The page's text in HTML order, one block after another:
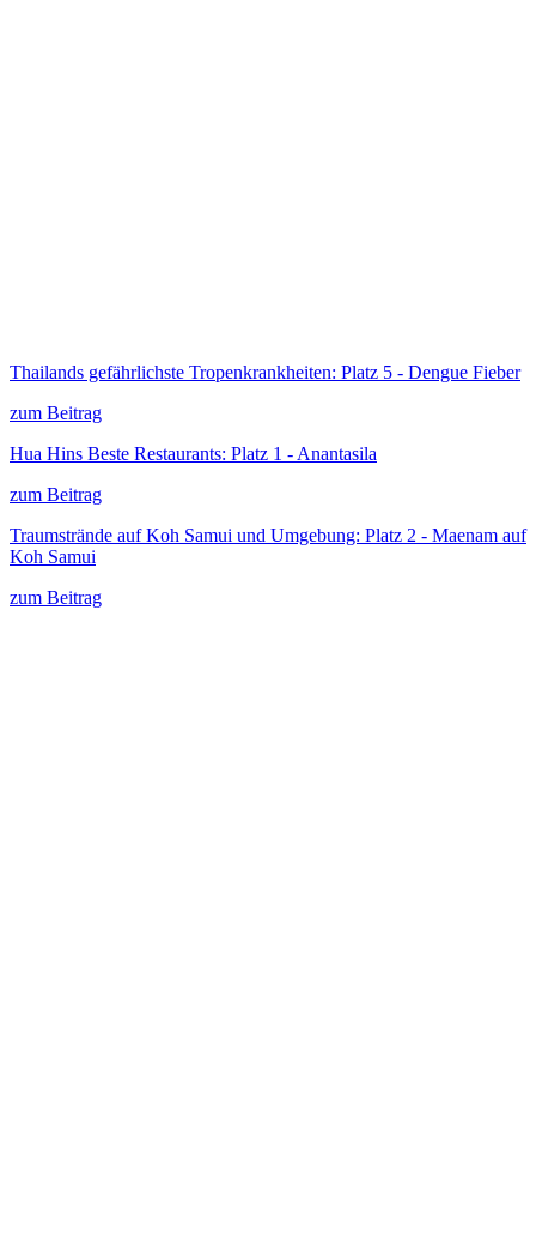
Thailands gefährlichste Tropenkrankheiten: Platz 5 - Dengue Fieber
zum Beitrag
Hua Hins Beste Restaurants: Platz 1 - Anantasila
zum Beitrag
Traumstrände auf Koh Samui und Umgebung: Platz 2 - Maenam auf
Koh Samui
zum Beitrag